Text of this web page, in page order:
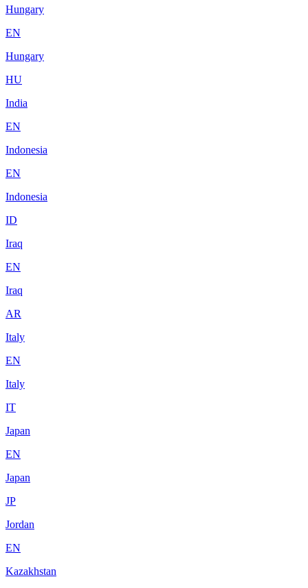
Hungary
EN
Hungary
HU
India
EN
Indonesia
EN
Indonesia
ID
Iraq
EN
Iraq
AR
Italy
EN
Italy
IT
Japan
EN
Japan
JP
Jordan
EN
Kazakhstan